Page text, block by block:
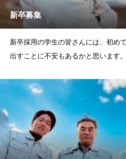
新卒募集
新卒採用の学生の皆さんには、初め
出すことに不安もあるかと思います
ます。